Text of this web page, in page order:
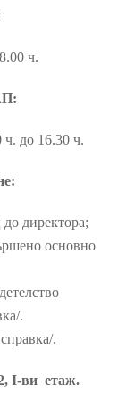
ч.
ч. до 16.30 ч.
до директора;
основно
.
.
І-ви етаж.